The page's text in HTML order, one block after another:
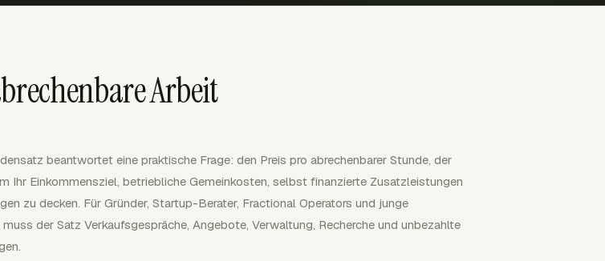
Arbeit
beantwortet eine praktische Frage: den Preis pro abrechenbarer Stunde, der
Ihr Einkommensziel, betriebliche Gemeinkosten, selbst finanzierte Zusatzleistungen
zu decken. Für Gründer, Startup-Berater, Fractional Operators und junge
der Satz Verkaufsgespräche, Angebote, Verwaltung, Recherche und unbezahlte